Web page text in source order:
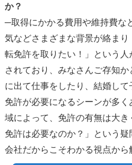
か？
─取得にかかる費用や維持費な
気などさまざまな背景が絡ま
転免許を取りたい！」という
されており、みなさんご存知
に出て仕事をしたり、結婚し
免許が必要になるシーンが多
域によって、免許の有無は大
免許は必要なのか？」という
会社だからこそわかる視点から